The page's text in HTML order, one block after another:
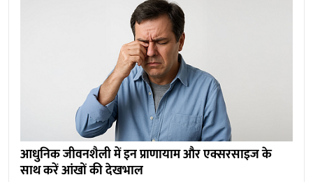
आधुनिक जीवनशैली में इन प्राणायाम और एक्सरसाइज के
साथ करें आंखों की देखभाल